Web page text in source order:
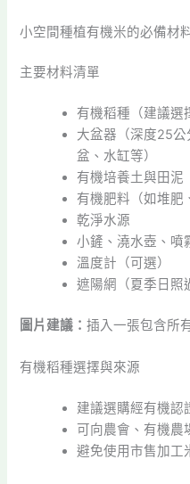
小空間種植有機米的必備材
主要材料清單
有機稻種（建議選
大盆器（深度25
盆、水缸等）
有機培養土與田泥
有機肥料（如堆肥
乾淨水源
小鏟、澆水壺、噴
溫度計（可選）
遮陽網（夏季日照
圖片建議：插入一張包含所
有機稻種選擇與來源
建議選購經有機認
可向農會、有機農
避免使用市售加工